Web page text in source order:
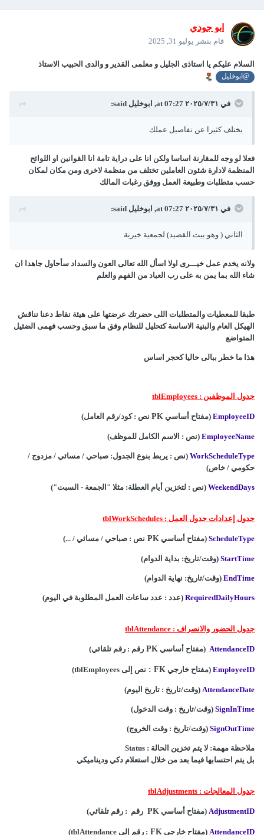
ابو جودي
قام بنشر يوليو 31, 2025
السلام عليكم يا استاذى الجليل و معلمى القدير و والدى الحبيب الاستاذ
@ابوخليل
في ٣١‏/٧‏/٢٠٢٥ at 07:27, ابوخليل said:
يختلف كثيرا عن تفاصيل عملك
فعلا لو وجه للمقارنة اساسا ولكن انا على دراية تامة انا القوانين او اللوائح
المنظمة لادارة شئون العاملين تختلف من منظمة لاخرى ومن مكان لمكان
حسب متطلبات وطبيعة العمل ووفق رغبات المالك
في ٣١‏/٧‏/٢٠٢٥ at 07:27, ابوخليل said:
الثاني ( وهو بيت القصيد) لجمعية خيرية
ولانه يخدم عمل خيـــرى اولا اسأل الله تعالى العون والسداد سأحاول جاهدا ان
شاء الله بما يمن به على رب العباد من الفهم والعلم
طبقا للمعطيات والمتطلبات اللى حضرتك عرضتها على هيئة نقاط دعنا نناقش
الهيكل العام والبنية الاساسة كتحليل للنظام وفق ما سبق وحسب فهمى الضئيل
المتواضع
هذا ما خطر ببالى حاليا كحجر اساس
جدول الموظفين : tblEmployees
EmployeeID (مفتاح أساسيPKنص : كود/رقم العامل)
EmployeeName (نص : الاسم الكامل للموظف)
WorkScheduleType (نص : يربط بنوع الجدول: صباحي / مسائي / مزدوج /
حكومي / خاص)
WeekendDays (نص : لتخزين أيام العطلة: مثلا "الجمعة - السبت")
جدول إعدادات جدول العمل : tblWorkSchedules
ScheduleType (مفتاح أساسيPK نص : صباحي / مسائي / ...)
StartTime (وقت/تاريخ: بداية الدوام)
EndTime (وقت/تاريخ: نهاية الدوام)
RequiredDailyHours (عدد : عدد ساعات العمل المطلوبة في اليوم)
جدول الحضور والانصراف : tblAttendance
AttendanceID(مفتاح أساسيPK رقم : رقم تلقائي)
EmployeeID (مفتاح خارجيFK
: نص إلى tblEmployees)
AttendanceDate (وقت/تاريخ : تاريخ اليوم)
SignInTime (وقت/تاريخ : وقت الدخول)
SignOutTime (وقت/تاريخ : وقت الخروج)
ملاحظة مهمة: لا يتم تخزين الحالة : Status
بل يتم احتسابها فيما بعد من خلال استعلام دكي وديناميكي
جدول المعالجات : tblAdjustments
AdjustmentID (مفتاح أساسيPK رقم : رقم تلقائي)
AttendanceID (مفتاح خارجيFK : رقم إلى tblAttendance)